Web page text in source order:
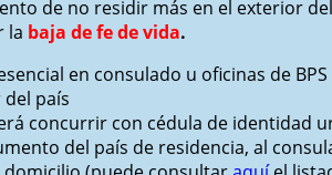
de no residir más en el exterior
la baja de fe de vida.
en consulado u oficinas de BPS
país
concurrir con cédula de identidad
del país de residencia, al